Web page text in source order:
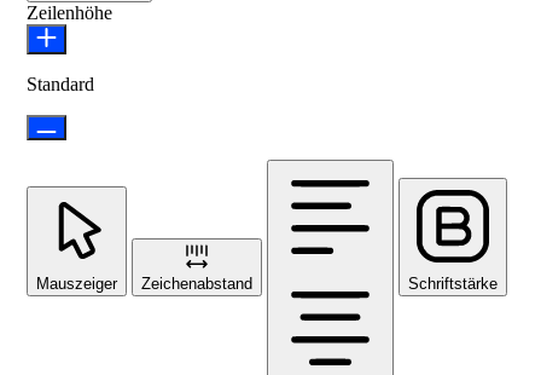
Zeilenhöhe
Standard
Mauszeiger Zeichenabstand Schriftstärke